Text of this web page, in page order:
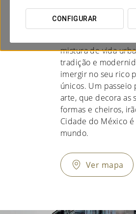
CONFIGURAR
CULTURA E COR
mistura de vida
tradição e
imergir no seu rico
únicos. Um
arte, que decora as
formas e cheiros,
Cidade do México
mundo.
Ver mapa